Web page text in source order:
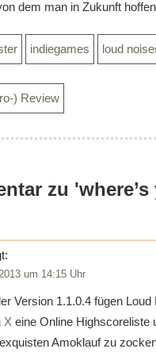
dem man in Zukunft
indiegames loud
) Review
zu
um 14:15 Uhr
Version 1.1.0.4 fügen
X eine Online Highscoreliste
Amoklauf zu